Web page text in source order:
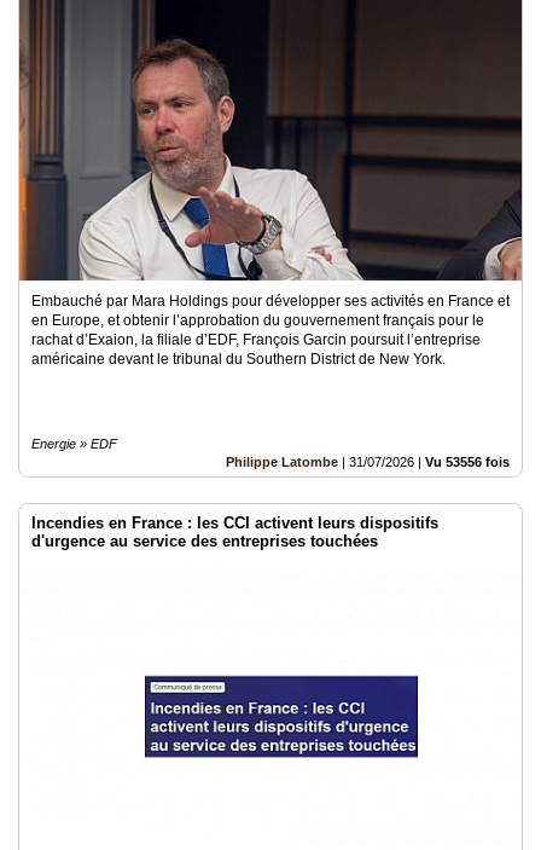
Médias
groupe
Blogs
Prémium
Accès
éditeur
Embauché par Mara Holdings pour développer ses activités en France et
en Europe, et obtenir l’approbation du gouvernement français pour le
rachat d’Exaion, la filiale d’EDF, François Garcin poursuit l’entreprise
américaine devant le tribunal du Southern District de New York.
Energie » EDF
Philippe Latombe | 31/07/2026 | Vu 53556 fois
Incendies en France : les CCI activent leurs dispositifs
d'urgence au service des entreprises touchées